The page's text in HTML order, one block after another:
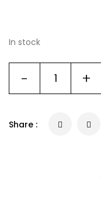
In stock
- +
Share :